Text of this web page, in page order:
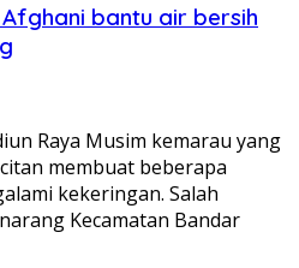
bantu air bersih
Raya Musim kemarau yang
membuat beberapa
kekeringan. Salah
Kecamatan Bandar